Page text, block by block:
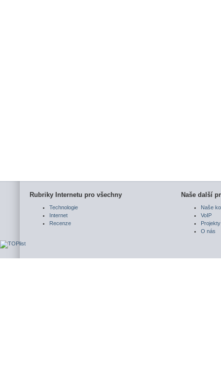
Rubriky Internetu pro všechny
Technologie
Internet
Recenze
Naše další
Naše
VoIP
Projekty
O nás